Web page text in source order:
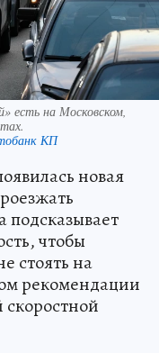
есть на Московском,
КП
новая
подсказывает
чтобы
стоять на
рекомендации